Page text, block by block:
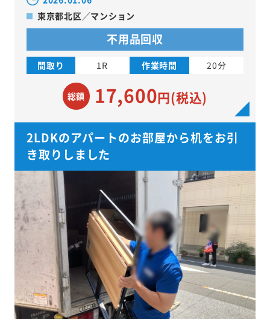
東京都北区／マンション
不用品回収
間取り 1R 作業時間 20分
総額 17,600円(税込)
2LDKのアパートのお部屋から机をお引
き取りしました